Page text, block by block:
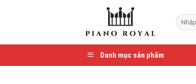
Search
for:
Danh mục sản phẩm